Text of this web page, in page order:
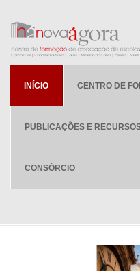
INÍCIO CENTRO DE
PUBLICAÇÕES E
CONSÓRCIO